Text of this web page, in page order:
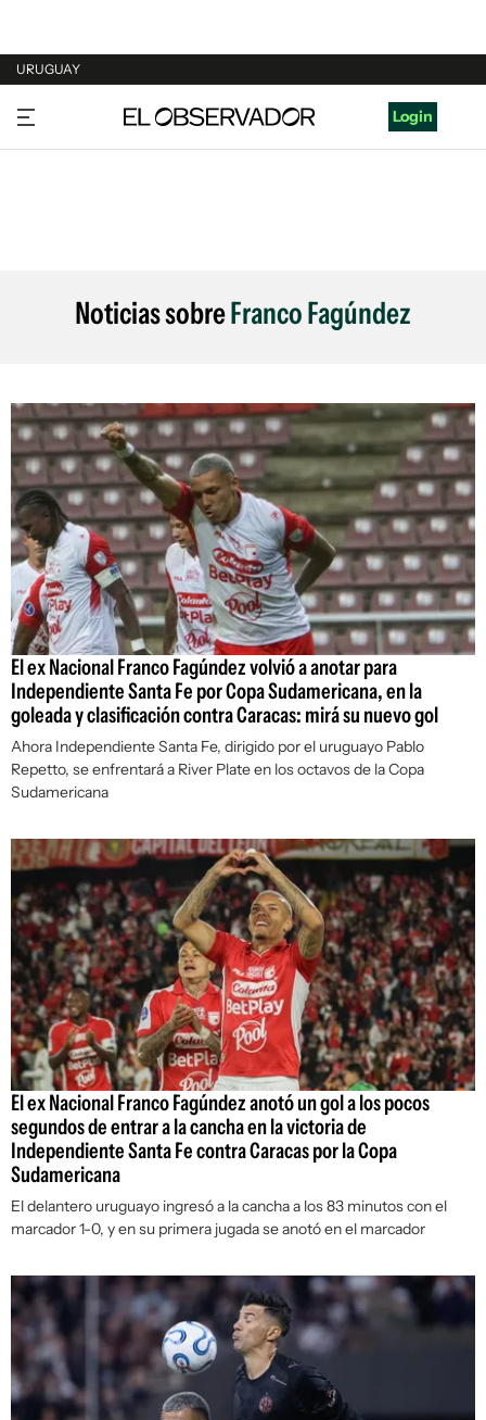
URUGUAY
URUGUAY
ARGENTINA
Login
Noticias sobreFranco Fagúndez
El ex Nacional Franco Fagúndez volvió a anotar para
Independiente Santa Fe por Copa Sudamericana, en la
goleada y clasificación contra Caracas: mirá su nuevo gol
Ahora Independiente Santa Fe, dirigido por el uruguayo Pablo
Repetto, se enfrentará a River Plate en los octavos de la Copa
Sudamericana
El ex Nacional Franco Fagúndez anotó un gol a los pocos
segundos de entrar a la cancha en la victoria de
Independiente Santa Fe contra Caracas por la Copa
Sudamericana
El delantero uruguayo ingresó a la cancha a los 83 minutos con el
marcador 1-0, y en su primera jugada se anotó en el marcador